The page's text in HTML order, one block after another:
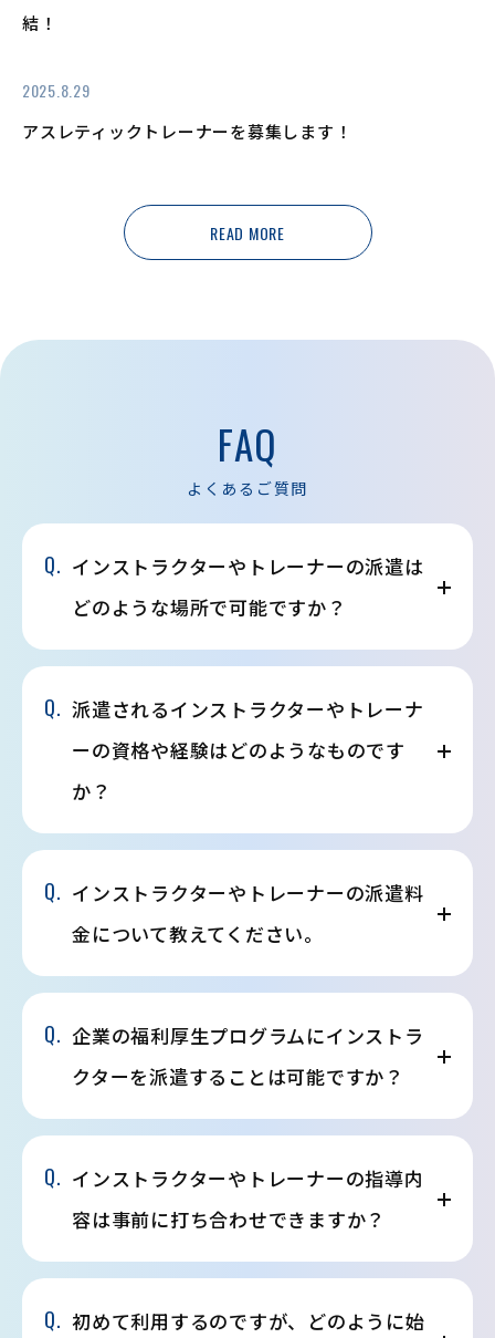
結！
2025.8.29
アスレティックトレーナーを募集します！
READ MORE
FAQ
よくあるご質問
Q. インストラクターやトレーナーの派遣は
どのような場所で可能ですか？
Q. 派遣されるインストラクターやトレーナ
ーの資格や経験はどのようなものです
か？
Q. インストラクターやトレーナーの派遣料
金について教えてください。
Q. 企業の福利厚生プログラムにインストラ
クターを派遣することは可能ですか？
Q. インストラクターやトレーナーの指導内
容は事前に打ち合わせできますか？
Q. 初めて利用するのですが、どのように始